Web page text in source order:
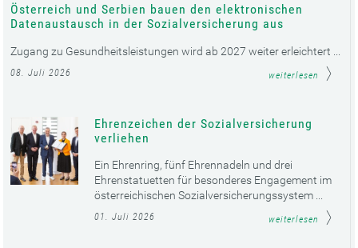
Österreich und Serbien bauen den elektronischen
Datenaustausch in der Sozialversicherung aus
Zugang zu Gesundheitsleistungen wird ab 2027 weiter erleichtert ...
08. Juli 2026 weiterlesen
Ehrenzeichen der Sozialversicherung
verliehen
Ein Ehrenring, fünf Ehrennadeln und drei
Ehrenstatuetten für besonderes Engagement im
österreichischen Sozialversicherungssystem ...
01. Juli 2026 weiterlesen